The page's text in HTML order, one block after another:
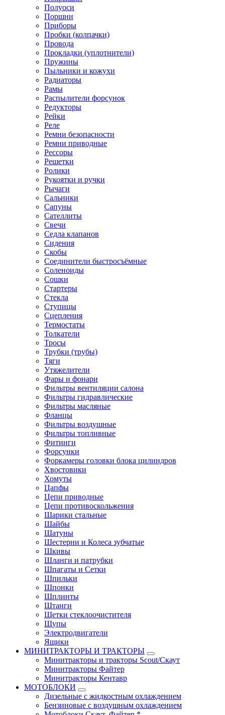
Полуоси
Поршни
Приборы
Пробки (колпачки)
Провода
Прокладки (уплотнители)
Пружины
Пыльники и кожухи
Радиаторы
Рамы
Распылители форсунок
Редукторы
Рейки
Реле
Ремни безопасности
Ремни приводные
Рессоры
Решетки
Ролики
Рукоятки и ручки
Рычаги
Сальники
Сапуны
Сателлиты
Свечи
Седла клапанов
Сидения
Скобы
Соединители быстросъёмные
Соленоиды
Сошки
Стартеры
Стекла
Ступицы
Сцепления
Термостаты
Толкатели
Тросы
Трубки (трубы)
Тяги
Утяжелители
Фары и фонари
Фильтры вентиляции салона
Фильтры гидравлические
Фильтры масляные
Фланцы
Фильтры воздушные
Фильтры топливные
Фитинги
Форсунки
Форкамеры головки блока цилиндров
Хвостовики
Хомуты
Цапфы
Цепи приводные
Цепи противоскольжения
Шарики стальные
Шайбы
Шатуны
Шестерни и Колеса зубчатые
Шкивы
Шланги и патрубки
Шпагаты и Сетки
Шпильки
Шпонки
Шплинты
Штанги
Щетки стеклоочистителя
Щупы
Электродвигатели
Ящики
МИНИТРАКТОРЫ И ТРАКТОРЫ
Минитракторы и тракторы Scout/Скаут
Минитракторы Файтер
Минитракторы Кентавр
МОТОБЛОКИ
Дизельные с жидкостным охлаждением
Бензиновые с воздушным охлаждением